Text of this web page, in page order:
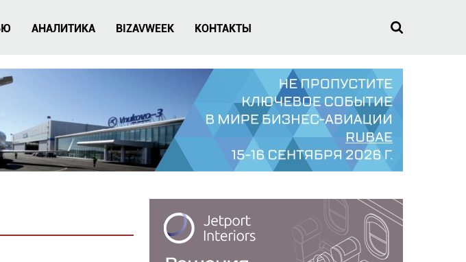
АНАЛИТИКА BIZAVWEEK КОНТАКТЫ